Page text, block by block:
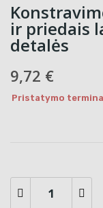
ir priedais
detalės
9,72 €
Pristatymo